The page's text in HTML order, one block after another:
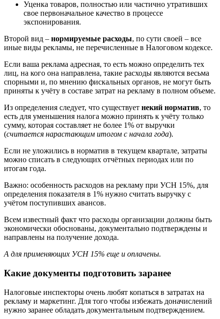
Уценка товаров, полностью или частично утративших
свое первоначальное качество в процессе
экспонирования.
Второй вид – нормируемые расходы, по сути своей – все
иные виды рекламы, не перечисленные в Налоговом кодексе.
Если ваша реклама адресная, то есть можно определить тех
лиц, на кого она направлена, такие расходы являются весьма
спорными и, по мнению фискальных органов, не могут быть
приняты к учёту в составе затрат на рекламу в полном объеме.
Из определения следует, что существует некий норматив, то
есть для уменьшения налога можно принять к учёту только
сумму, которая составляет не более 1% от выручки
(считается нарастающим итогом с начала года).
Если не уложились в норматив в текущем квартале, затраты
можно списать в следующих отчётных периодах или по
итогам года.
Важно: особенность расходов на рекламу при УСН 15%, для
определения показателя в 1% нужно считать выручку с
учётом поступивших авансов.
Всем известный факт что расходы организации должны быть
экономически обоснованы, документально подтверждены и
направлены на получение дохода.
А для применяющих УСН 15% еще и оплачены.
Какие документы подготовить заранее
Налоговые инспекторы очень любят копаться в затратах на
рекламу и маркетинг. Для того чтобы избежать доначислений
нужно заранее обладать документальным подтверждением.